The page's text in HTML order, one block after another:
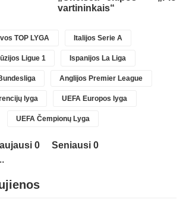
vartininkais“
TOP LYGA Italijos Serie A
Ligue 1 Ispanijos La Liga
Anglijos Premier League
lyga UEFA Europos lyga
UEFA Čempionų Lyga
0
Seniausi 0